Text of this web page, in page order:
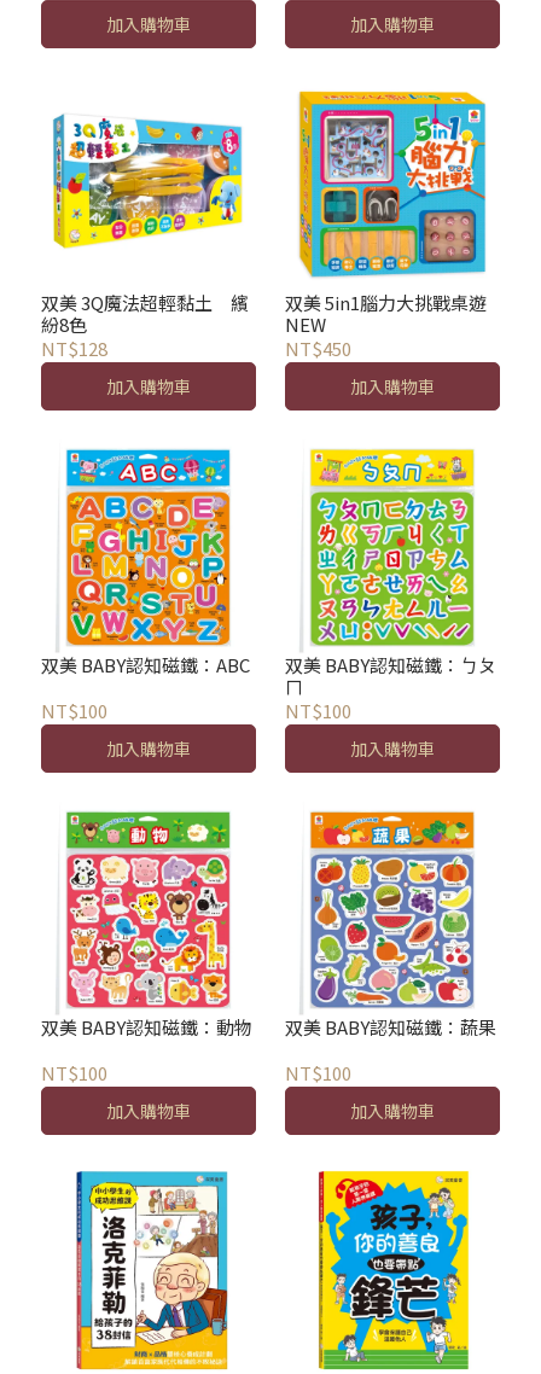
加入購物車 加入購物車
双美 3Q魔法超輕黏土 繽
紛8色
NT$128
加入購物車
双美 5in1腦力大挑戰桌遊
NEW
NT$450
加入購物車
双美 BABY認知磁鐵：ABC
NT$100
加入購物車
双美 BABY認知磁鐵：ㄅㄆ
ㄇ
NT$100
加入購物車
双美 BABY認知磁鐵：動物
NT$100
加入購物車
双美 BABY認知磁鐵：蔬果
NT$100
加入購物車